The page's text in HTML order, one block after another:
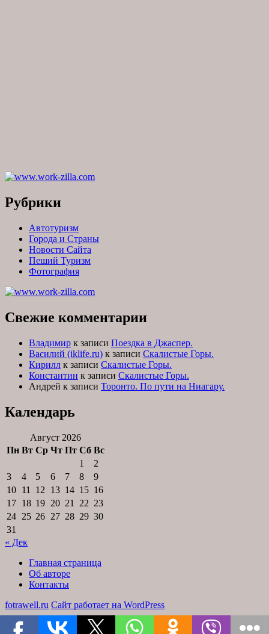
Рубрики
Автотуризм
Города и Страны
Новости Сайта
Пеший Туризм
Фотография
Свежие комментарии
Владимир к записи Поездка в Джаспер.
Василий (iklife.ru) к записи Скалистые Горы.
Кирилл к записи Скалистые Горы.
Константин к записи Скалистые Горы.
Андрей к записи Торонто. По пути на Ниагару.
Календарь
Август 2026
Пн Вт Ср Чт Пт Сб Вс
1
2
3
4 5 6 7 8
9
10 11 12 13 14 15 16
17 18 19 20 21 22 23
24 25 26 27 28 29 30
31
« Дек
Главная страница
Об авторе
Контакты
fotrawell.ru Сайт работает на WordPress